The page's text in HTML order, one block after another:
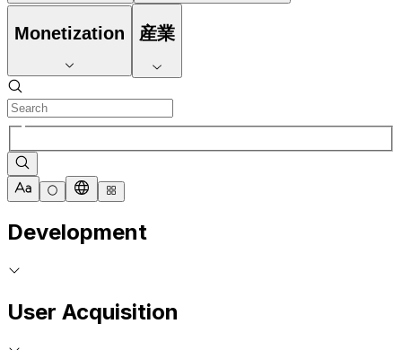
Monetization 産業
Development
User Acquisition